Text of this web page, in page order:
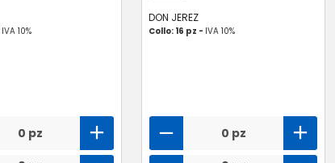
IVA 10%
0 pz
DON JEREZ
Collo: 16 pz - IVA 10%
0 pz